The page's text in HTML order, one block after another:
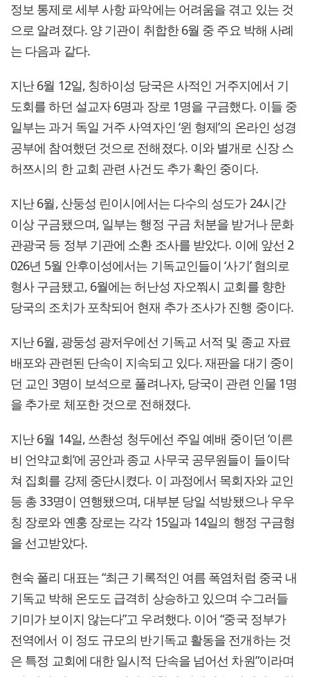
정보 통제로 세부 사항 파악에는 어려움을 겪고 있는 것
으로 알려졌다. 양 기관이 취합한 6월 중 주요 박해 사례
는 다음과 같다.
지난 6월 12일, 칭하이성 당국은 사적인 거주지에서 기
도회를 하던 설교자 6명과 장로 1명을 구금했다. 이들 중
일부는 과거 독일 거주 사역자인 ‘윈 형제’의 온라인 성경
공부에 참여했던 것으로 전해졌다. 이와 별개로 신장 스
허쯔시의 한 교회 관련 사건도 추가 확인 중이다.
지난 6월, 산둥성 린이시에서는 다수의 성도가 24시간
이상 구금됐으며, 일부는 행정 구금 처분을 받거나 문화
관광국 등 정부 기관에 소환 조사를 받았다. 이에 앞선 2
026년 5월 안후이성에서는 기독교인들이 ‘사기’ 혐의로
형사 구금됐고, 6월에는 허난성 자오쭤시 교회를 향한
당국의 조치가 포착되어 현재 추가 조사가 진행 중이다.
지난 6월, 광둥성 광저우에선 기독교 서적 및 종교 자료
배포와 관련된 단속이 지속되고 있다. 재판을 대기 중이
던 교인 3명이 보석으로 풀려나자, 당국이 관련 인물 1명
을 추가로 체포한 것으로 전해졌다.
지난 6월 14일, 쓰촨성 청두에선 주일 예배 중이던 ‘이른
비 언약교회’에 공안과 종교 사무국 공무원들이 들이닥
쳐 집회를 강제 중단시켰다. 이 과정에서 목회자와 교인
등 총 33명이 연행됐으며, 대부분 당일 석방됐으나 우우
칭 장로와 옌훙 장로는 각각 15일과 14일의 행정 구금형
을 선고받았다.
현숙 폴리 대표는 “최근 기록적인 여름 폭염처럼 중국 내
기독교 박해 온도도 급격히 상승하고 있으며 수그러들
기미가 보이지 않는다”고 우려했다. 이어 “중국 정부가
전역에서 이 정도 규모의 반기독교 활동을 전개하는 것
은 특정 교회에 대한 일시적 단속을 넘어선 차원”이라며